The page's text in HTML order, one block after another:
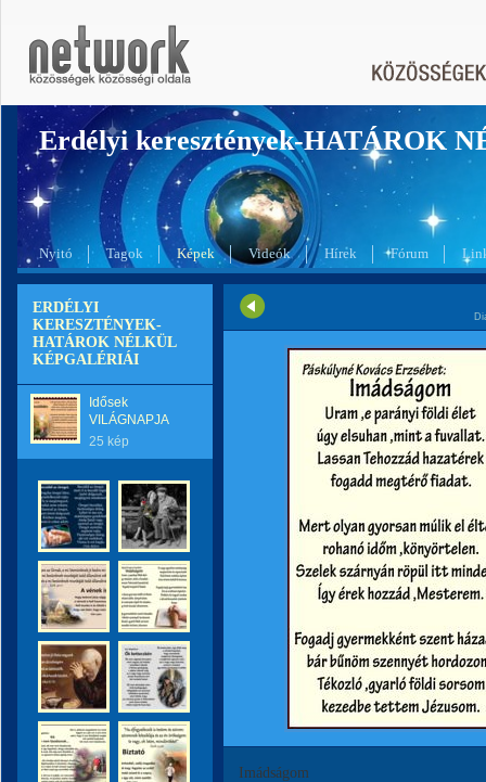
Erdélyi keresztények-HATÁROK
Nyitó Tagok Képek Videók Hírek Fórum
ERDÉLYI
KERESZTÉNYEK-
HATÁROK NÉLKÜL
KÉPGALÉRIÁI
Idősek
VILÁGNAPJA
25 kép
Imádságom